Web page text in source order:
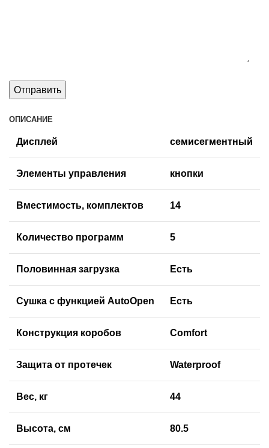
ОПИСАНИЕ
Дисплей семисегментный
Элементы управления кнопки
Вместимость, комплектов 14
Количество программ 5
Половинная загрузка Есть
Сушка с функцией AutoOpen Есть
Конструкция коробов Comfort
Защита от протечек Waterproof
Вес, кг 44
Высота, см 80.5